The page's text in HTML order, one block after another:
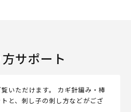
サポート
いただけます。 カギ針編み・棒
と、刺し子の刺し方などがござ